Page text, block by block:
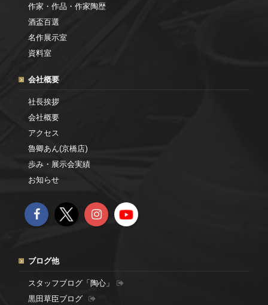
作家・作品・作家陶歴
酒盃百選
名作展示室
資料室
会社概要
社長挨拶
会社概要
アクセス
魯卿あん(京橋店)
歩み・展示会実績
お知らせ
ブログ他
スタッフブログ「陶心」
黒田草臣ブログ